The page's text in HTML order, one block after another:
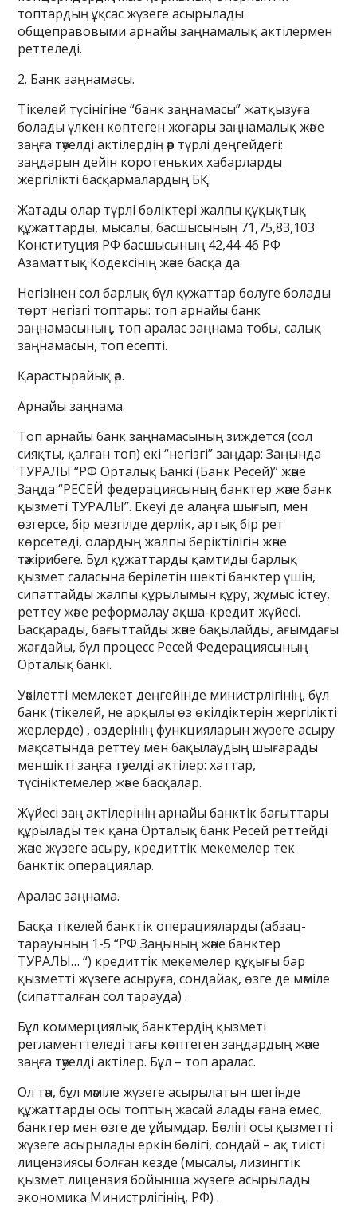
топтардың ұқсас жүзеге асырылады
общеправовыми арнайы заңнамалық актілермен
реттеледі.
2. Банк заңнамасы.
Тікелей түсінігіне “банк заңнамасы” жатқызуға
болады үлкен көптеген жоғары заңнамалық және
заңға тәуелді актілердің әр түрлі деңгейдегі:
заңдарын дейін коротеньких хабарларды
жергілікті басқармалардың БҚ.
Жатады олар түрлі бөліктері жалпы құқықтық
құжаттарды, мысалы, басшысының 71,75,83,103
Конституция РФ басшысының 42,44-46 РФ
Азаматтық Кодексінің және басқа да.
Негізінен сол барлық бұл құжаттар бөлуге болады
төрт негізгі топтары: топ арнайы банк
заңнамасының, топ аралас заңнама тобы, салық
заңнамасын, топ есепті.
Қарастырайық әр.
Арнайы заңнама.
Топ арнайы банк заңнамасының зиждется (сол
сияқты, қалған топ) екі “негізгі” заңдар: Заңында
ТУРАЛЫ “РФ Орталық Банкі (Банк Ресей)” және
Заңда “РЕСЕЙ федерациясының банктер және банк
қызметі ТУРАЛЫ”. Екеуі де алаңға шығып, мен
өзгерсе, бір мезгілде дерлік, артық бір рет
көрсетеді, олардың жалпы беріктілігін және
тәжірибеге. Бұл құжаттарды қамтиды барлық
қызмет саласына берілетін шекті банктер үшін,
сипаттайды жалпы құрылымын құру, жұмыс істеу,
реттеу және реформалау ақша-кредит жүйесі.
Басқарады, бағыттайды және бақылайды, ағымдағы
жағдайы, бұл процесс Ресей Федерациясының
Орталық банкі.
Уәкілетті мемлекет деңгейінде министрлігінің, бұл
банк (тікелей, не арқылы өз өкілдіктерін жергілікті
жерлерде) , өздерінің функцияларын жүзеге асыру
мақсатында реттеу мен бақылаудың шығарады
меншікті заңға тәуелді актілер: хаттар,
түсініктемелер және басқалар.
Жүйесі заң актілерінің арнайы банктік бағыттары
құрылады тек қана Орталық банк Ресей реттейді
және жүзеге асыру, кредиттік мекемелер тек
банктік операциялар.
Аралас заңнама.
Басқа тікелей банктік операцияларды (абзац-
тарауының 1-5 “РФ Заңының және банктер
ТУРАЛЫ… “) кредиттік мекемелер құқығы бар
қызметті жүзеге асыруға, сондайақ, өзге де мәміле
(сипатталған сол тарауда) .
Бұл коммерциялық банктердің қызметі
регламенттеледі тағы көптеген заңдардың және
заңға тәуелді актілер. Бұл – топ аралас.
Ол тән, бұл мәміле жүзеге асырылатын шегінде
құжаттарды осы топтың жасай алады ғана емес,
банктер мен өзге де ұйымдар. Бөлігі осы қызметті
жүзеге асырылады еркін бөлігі, сондай – ақ тиісті
лицензиясы болған кезде (мысалы, лизингтік
қызмет лицензия бойынша жүзеге асырылады
экономика Министрлігінің, РФ) .